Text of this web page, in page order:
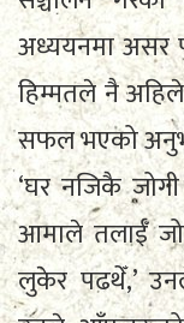
अध्ययनमा असर
हिम्मतले नै
सफल भएको
‘घर नजिकै
आमाले तलाईँ
लुकेर पढथेँ,’